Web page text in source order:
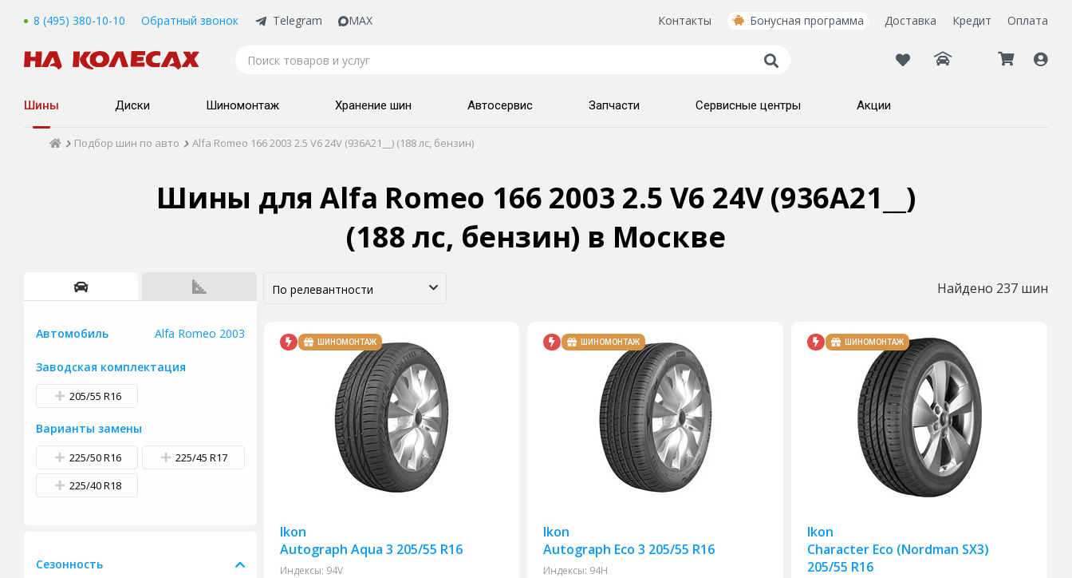
8 (495) 380-10-10 Обратный звонок Telegram MAX Контакты Бонусная программа Доставка Кредит Оплата
Шины Диски Шиномонтаж Хранение шин Автосервис Запчасти Сервисные центры Акции
Подбор шин по авто Alfa Romeo 166 2003 2.5 V6 24V (936A21__) (188 лс, бензин)
Шины для Alfa Romeo 166 2003 2.5 V6 24V (936A21__)
(188 лс, бензин) в Москве
Автомобиль Alfa Romeo 2003
Заводская комплектация
205/55 R16
Варианты замены
225/50 R16
225/45 R17
225/40 R18
Сезонность
Найдено 237 шин
ШИНОМОНТАЖ
Ikon
Autograph Aqua 3 205/55 R16
Индексы: 94V
ШИНОМОНТАЖ
Ikon
Autograph Eco 3 205/55 R16
Индексы: 94H
ШИНОМОНТАЖ
Ikon
Character Eco (Nordman SX3)
205/55 R16